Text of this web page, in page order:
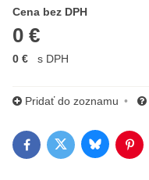
Cena bez DPH
0 €
Cena s DPH
0 € s DPH
Pridať do zoznamu
FacebookTwitterBluesky